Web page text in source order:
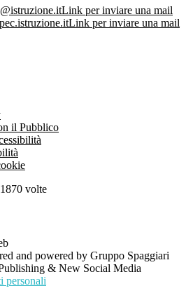
Link per inviare una mail
Link per inviare una mail
il Pubblico
1870 volte
and powered by Gruppo Spaggiari
& New Social Media
personali